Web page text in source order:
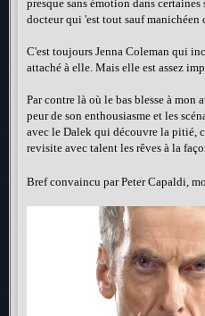
presque sans émotion dans
docteur qui 'est tout sauf manichéen
C'est toujours Jenna Coleman qui
attaché à elle. Mais elle est assez
Par contre là où le bas blesse à mon
peur de son enthousiasme et les
avec le Dalek qui découvre la pitié,
revisite avec talent les rêves à la
Bref convaincu par Peter Capaldi,